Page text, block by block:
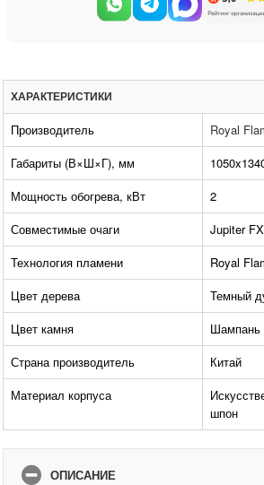
ХАРАКТЕРИСТИКИ
Производитель
Royal
Габариты (В×Ш×Г), мм
Мощность обогрева, кВт
2
Совместимые очаги
Jupiter
Технология пламени
Royal
Цвет дерева
Темный
Цвет камня
Шампань
Страна производитель
Китай
Материал корпуса
шпон
ОПИСАНИЕ